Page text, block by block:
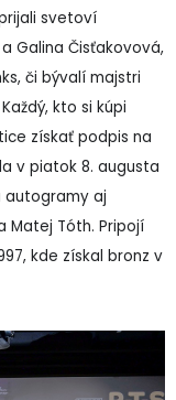
svetoví
Galina Čisťakovová,
či bývalí majstri
kto si kúpi
získať podpis na
v piatok 8. augusta
autogramy aj
Matej Tóth. Pripojí
kde získal bronz v